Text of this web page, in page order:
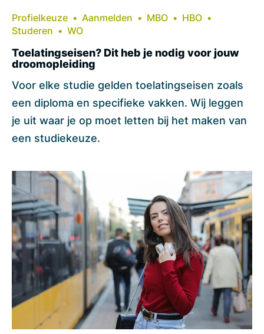
Profielkeuze Aanmelden MBO
HBO
Studeren
WO
Toelatingseisen? Dit heb je nodig voor jouw
droomopleiding
Voor elke studie gelden toelatingseisen zoals
een diploma en specifieke vakken. Wij leggen
je uit waar je op moet letten bij het maken van
een studiekeuze.